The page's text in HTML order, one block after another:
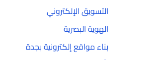
التسويق الإلكتروني
الهوية البصرية
بناء مواقع إلكترونية بجدة